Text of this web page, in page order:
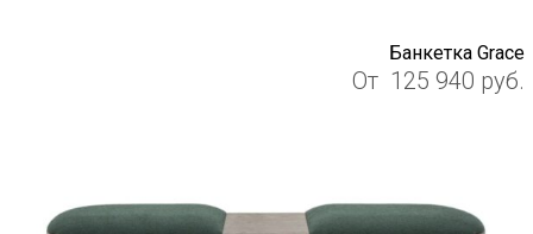
Банкетка Grace
От 125 940 руб.